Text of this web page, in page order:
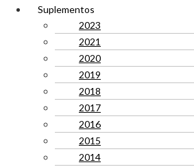
Suplementos
2023
2021
2020
2019
2018
2017
2016
2015
2014